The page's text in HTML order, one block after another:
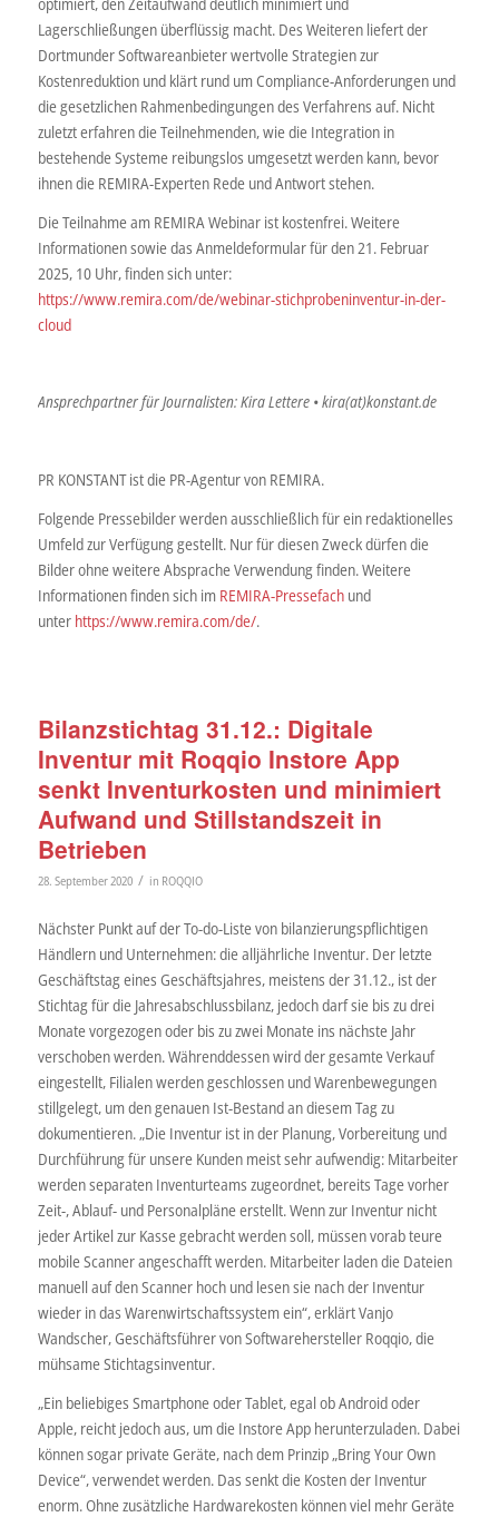
Lagerschließungen überflüssig macht. Des Weiteren liefert der
Dortmunder Softwareanbieter wertvolle Strategien zur
Kostenreduktion und klärt rund um Compliance-Anforderungen und
die gesetzlichen Rahmenbedingungen des Verfahrens auf. Nicht
zuletzt erfahren die Teilnehmenden, wie die Integration in
bestehende Systeme reibungslos umgesetzt werden kann, bevor
ihnen die REMIRA-Experten Rede und Antwort stehen.
Die Teilnahme am REMIRA Webinar ist kostenfrei. Weitere
Informationen sowie das Anmeldeformular für den 21. Februar
2025, 10 Uhr, finden sich unter:
https://www.remira.com/de/webinar-stichprobeninventur-in-der-
cloud
Ansprechpartner für Journalisten: Kira Lettere • kira(at)konstant.de
PR KONSTANT ist die PR-Agentur von REMIRA.
Folgende Pressebilder werden ausschließlich für ein redaktionelles
Umfeld zur Verfügung gestellt. Nur für diesen Zweck dürfen die
Bilder ohne weitere Absprache Verwendung finden. Weitere
Informationen finden sich im REMIRA-Pressefachund
unter https://www.remira.com/de/.
Bilanzstichtag 31.12.: Digitale
Inventur mit Roqqio Instore App
senkt Inventurkosten und minimiert
Aufwand und Stillstandszeit in
Betrieben
28. September 2020 / in ROQQIO
Nächster Punkt auf der To-do-Liste von bilanzierungspflichtigen
Händlern und Unternehmen: die alljährliche Inventur. Der letzte
Geschäftstag eines Geschäftsjahres, meistens der 31.12., ist der
Stichtag für die Jahresabschlussbilanz, jedoch darf sie bis zu drei
Monate vorgezogen oder bis zu zwei Monate ins nächste Jahr
verschoben werden. Währenddessen wird der gesamte Verkauf
eingestellt, Filialen werden geschlossen und Warenbewegungen
stillgelegt, um den genauen Ist-Bestand an diesem Tag zu
dokumentieren. „Die Inventur ist in der Planung, Vorbereitung und
Durchführung für unsere Kunden meist sehr aufwendig: Mitarbeiter
werden separaten Inventurteams zugeordnet, bereits Tage vorher
Zeit-, Ablauf- und Personalpläne erstellt. Wenn zur Inventur nicht
jeder Artikel zur Kasse gebracht werden soll, müssen vorab teure
mobile Scanner angeschafft werden. Mitarbeiter laden die Dateien
manuell auf den Scanner hoch und lesen sie nach der Inventur
wieder in das Warenwirtschaftssystem ein“, erklärt Vanjo
Wandscher, Geschäftsführer von Softwarehersteller Roqqio, die
mühsame Stichtagsinventur.
„Ein beliebiges Smartphone oder Tablet, egal ob Android oder
Apple, reicht jedoch aus, um die Instore App herunterzuladen. Dabei
können sogar private Geräte, nach dem Prinzip „Bring Your Own
Device“, verwendet werden. Das senkt die Kosten der Inventur
enorm. Ohne zusätzliche Hardwarekosten können viel mehr Geräte